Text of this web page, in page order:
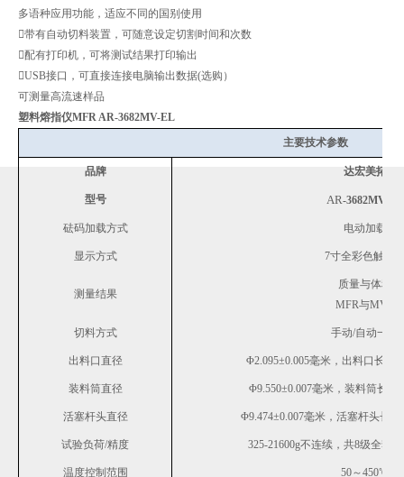
多语种应用功能，适应不同的国别使用
带有自动切料装置，可随意设定切割时间和次数
配有打印机，可将测试结果打印输出
USB接口，可直接连接电脑输出数据(选购）
可测量高流速样品
塑料熔指仪MFR AR-3682MV-EL
主要技术参数
品牌 达宏美拓
型号 AR-3682MV-EL
砝码加载方式 电动加载
显示方式 7寸全彩色触摸
测量结果
质量与体积
MFR与MVR
切料方式 手动/自动一体
出料口直径 Φ2.095±0.005毫米，出料口长度
装料筒直径 Φ9.550±0.007毫米，装料筒长度
活塞杆头直径 Φ9.474±0.007毫米，活塞杆头长度
试验负荷/精度 325-21600g不连续，共8级全套
温度控制范围 50～450℃